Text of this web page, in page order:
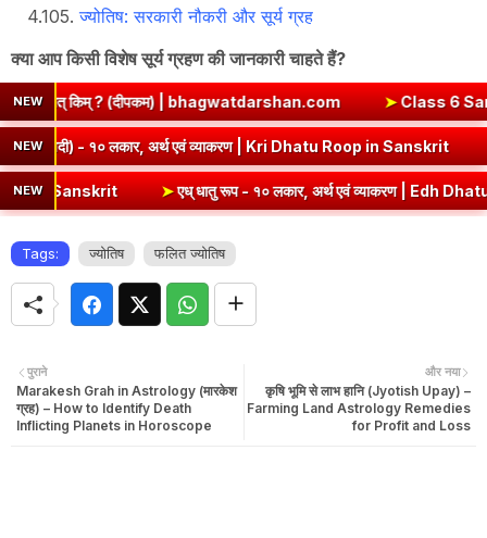
ज्योतिष: सरकारी नौकरी और सूर्य ग्रह
क्या आप किसी विशेष सूर्य ग्रहण की जानकारी चाहते हैं?
NEW ➤Class 6 Sanskrit Chapter 2 Solutions
NEW ➤कृ धातु रूप (उभयपदी) - १० लकार, अर्थ एवं व्याकरण | Kri
NEW
एध् धातु रूप - १० लकार, अर्थ एवं व्याकरण | Edh Dhatu Roop in Sanskrit
Tags: ज्योतिष फलित ज्योतिष
और नया
कृषि भूमि से लाभ हानि (Jyotish Upay) –
Farming Land Astrology Remedies
for Profit and Loss
पुराने
Marakesh Grah in Astrology (मारकेश
ग्रह) – How to Identify Death
Inflicting Planets in Horoscope